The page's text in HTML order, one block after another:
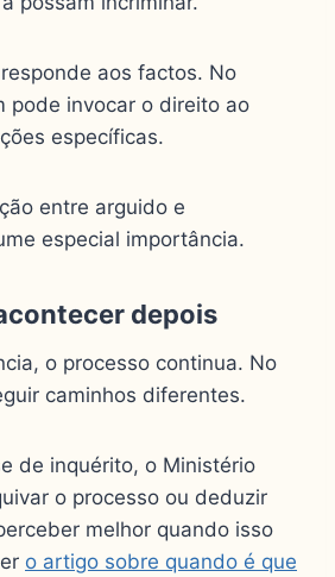
aos factos. No
pode invocar o direito ao
específicas.
entre arguido e
especial importância.
depois
o processo continua. No
caminhos diferentes.
de inquérito, o Ministério
o processo ou deduzir
melhor quando isso
o artigo sobre quando é que